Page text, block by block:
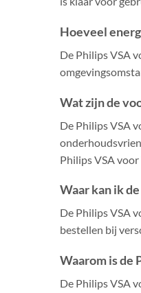
Hoeveel
De Philips VSA
Wat zijn de
De Philips VSA
Philips VSA
Waar kan ik
De Philips VSA
bestellen bij
Waarom is de
De Philips VSA